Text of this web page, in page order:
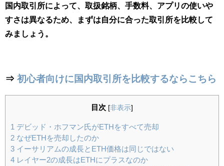
国内取引所によって、取扱銘柄、手数料、アプリの使いや
すさは異なるため、まずは自分に合った取引所を比較して
みましょう。
⇒ 初心者向けに国内取引所を比較するならこちら
目次 [非表示]
1 デビッド・ホフマン氏がETHをすべて売却
2 なぜETHを売却したのか
3 イーサリアムの成長とETH価格は同じではない
4 レイヤー2の成長はETHにプラスなのか